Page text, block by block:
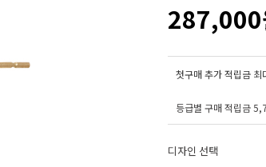
287,000
첫구매 추가 적립금
등급별 구매 적립금
디자인 선택